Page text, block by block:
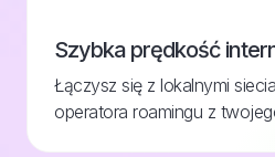
Szybka prędkość
Łączysz się z lokalnymi
operatora roamingu z